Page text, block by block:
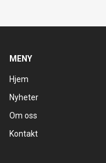
MENY
Hjem
Nyheter
Om oss
Kontakt